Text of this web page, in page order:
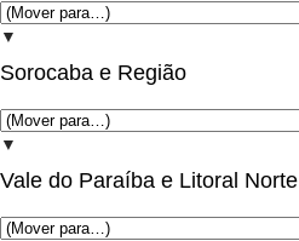
▼
Sorocaba e Região
▼
Vale do Paraíba e Litoral Norte